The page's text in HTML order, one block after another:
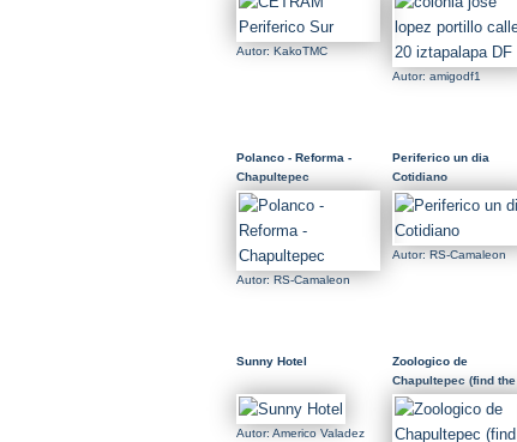
Autor: KakoTMC
Autor: amigodf1
Polanco - Reforma -
Chapultepec
Autor: RS-Camaleon
Periferico un dia
Cotidiano
Autor: RS-Camaleon
Sunny Hotel
Autor: Americo Valadez
Zoologico de
Chapultepec (find the
giraffe)